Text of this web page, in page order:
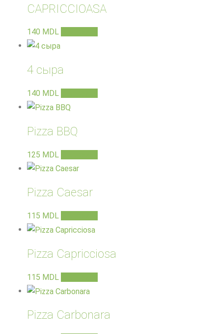
CAPRICCIOASA
140 MDL
4 сыра
140 MDL
Pizza BBQ
125 MDL
Pizza Caesar
115 MDL
Pizza Capricciosa
115 MDL
Pizza Carbonara